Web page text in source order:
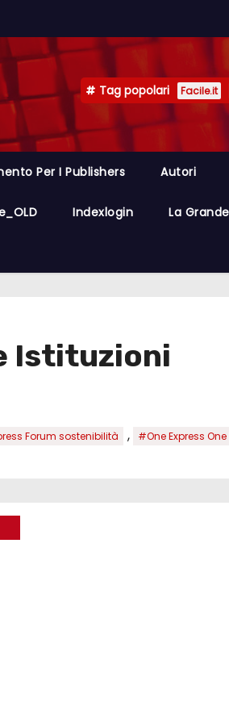
Tag popolari Facile.it
Per I Publishers Autori
Indexlogin La
Istituzioni
Forum sostenibilità , #One Express One